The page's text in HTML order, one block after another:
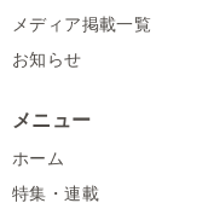
メディア掲載一覧
お知らせ
メニュー
ホーム
特集・連載